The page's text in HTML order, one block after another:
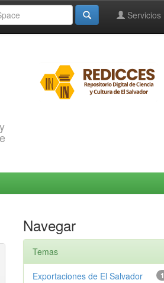
Servicios
Navegar
Temas
1
Exportaciones de El Salvador